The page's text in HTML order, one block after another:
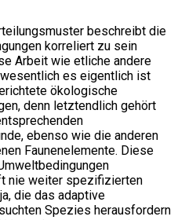
beschreibt die
korreliert zu sein
Arbeit wie etliche andere
es eigentlich ist
ökologische
denn letztendlich gehört
ebenso wie die anderen
Faunenelemente. Diese
nie weiter spezifizierten
die das adaptive
Spezies herausfordern